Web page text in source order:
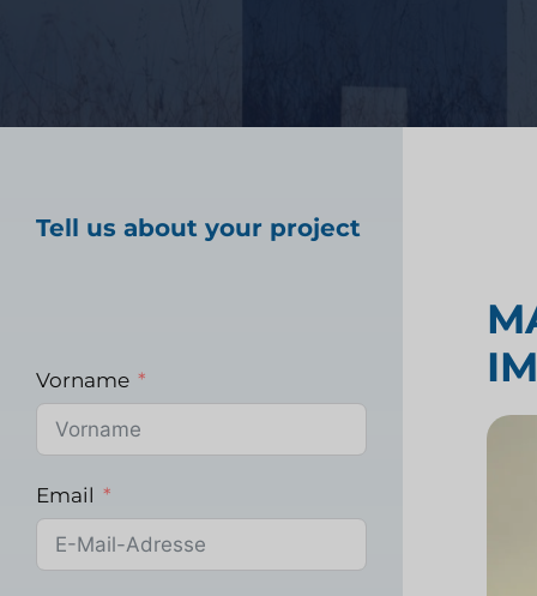
Industrielle
Tell us about your project
Vorname
Email